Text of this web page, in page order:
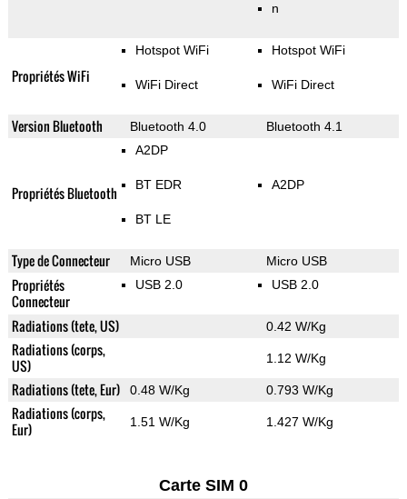
n
Propriétés WiFi
Hotspot WiFi
WiFi Direct
Hotspot WiFi
WiFi Direct
Version Bluetooth Bluetooth 4.0 Bluetooth 4.1
Propriétés Bluetooth
A2DP
BT EDR
BT LE
A2DP
Type de Connecteur Micro USB Micro USB
Propriétés
Connecteur
USB 2.0 USB 2.0
Radiations (tete, US) 0.42 W/Kg
Radiations (corps,
US)
1.12 W/Kg
Radiations (tete, Eur) 0.48 W/Kg 0.793 W/Kg
Radiations (corps,
Eur)
1.51 W/Kg 1.427 W/Kg
Carte SIM 0